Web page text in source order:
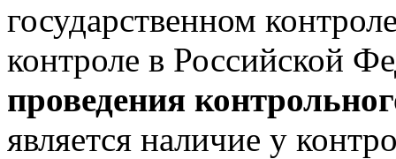
государственном
контроле в Российской
проведения
является наличие у